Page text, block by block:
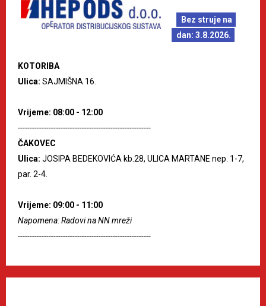
Bez struje na
dan: 3.8.2026.
KOTORIBA
Ulica: SAJMIŠNA 16.
Vrijeme: 08:00 - 12:00
--------------------------------------------------------
ČAKOVEC
Ulica: JOSIPA BEDEKOVIĆA kb.28, ULICA MARTANE nep. 1-7,
par. 2-4.
Vrijeme: 09:00 - 11:00
Napomena: Radovi na NN mreži
--------------------------------------------------------